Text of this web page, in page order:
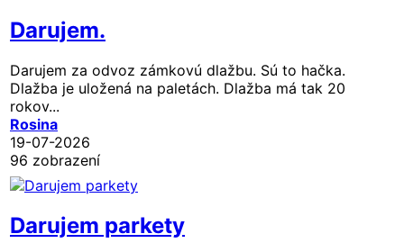
Darujem.
Darujem za odvoz zámkovú dlažbu. Sú to hačka.
Dlažba je uložená na paletách. Dlažba má tak 20
rokov...
Rosina
19-07-2026
96 zobrazení
Darujem parkety